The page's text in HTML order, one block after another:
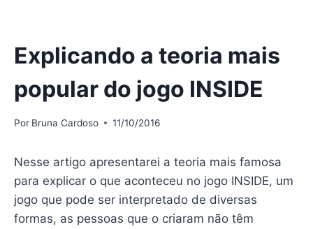
Explicando a teoria mais
popular do jogo INSIDE
Por Bruna Cardoso 11/10/2016
Nesse artigo apresentarei a teoria mais famosa
para explicar o que aconteceu no jogo INSIDE, um
jogo que pode ser interpretado de diversas
formas, as pessoas que o criaram não têm